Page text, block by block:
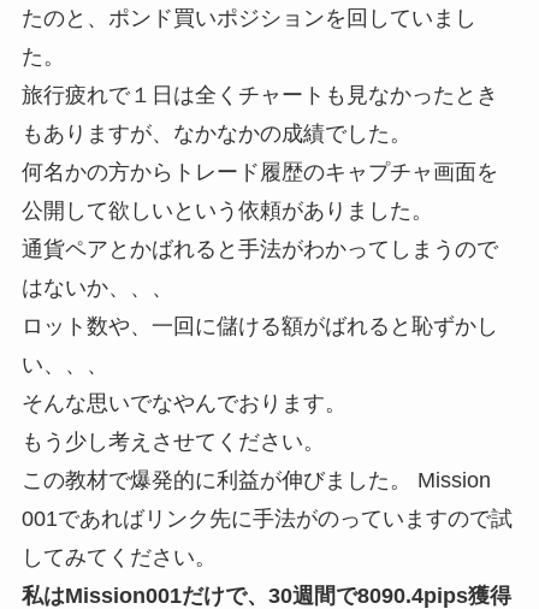
たのと、ポンド買いポジションを回していまし
た。
旅行疲れで１日は全くチャートも見なかったとき
もありますが、なかなかの成績でした。
何名かの方からトレード履歴のキャプチャ画面を
公開して欲しいという依頼がありました。
通貨ペアとかばれると手法がわかってしまうので
はないか、、、
ロット数や、一回に儲ける額がばれると恥ずかし
い、、、
そんな思いでなやんでおります。
もう少し考えさせてください。
この教材で爆発的に利益が伸びました。 Mission
001であればリンク先に手法がのっていますので試
してみてください。
私はMission001だけで、30週間で8090.4pips獲得